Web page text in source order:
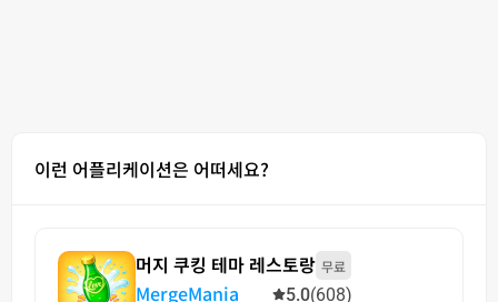
이런 어플리케이션은 어떠세요?
머지 쿠킹 테마 레스토랑 무료
MergeMania
5.0(608)